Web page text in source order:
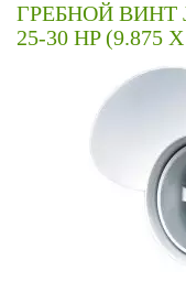
ГРЕБНОЙ ВИНТ
25-30 HP (9.875